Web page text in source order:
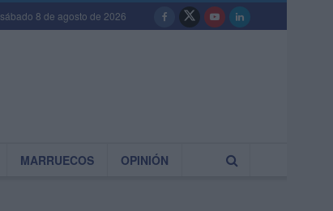
sábado 8 de agosto de 2026
MARRUECOS OPINIÓN